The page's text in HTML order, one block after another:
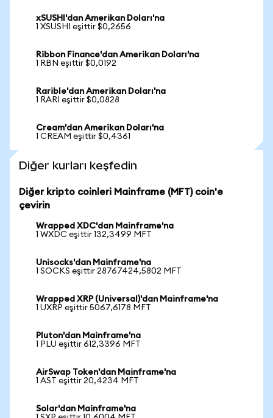
xSUSHI'dan Amerikan Doları'na
1 XSUSHI eşittir $0,2656
Ribbon Finance'dan Amerikan Doları'na
1 RBN eşittir $0,0192
Rarible'dan Amerikan Doları'na
1 RARI eşittir $0,0828
Cream'dan Amerikan Doları'na
1 CREAM eşittir $0,4361
Diğer kurları keşfedin
Diğer kripto coinleri Mainframe (MFT) coin'e
çevirin
Wrapped XDC'dan Mainframe'na
1 WXDC eşittir 132,3499 MFT
Unisocks'dan Mainframe'na
1 SOCKS eşittir 28767424,5802 MFT
Wrapped XRP (Universal)'dan Mainframe'na
1 UXRP eşittir 5067,6178 MFT
Pluton'dan Mainframe'na
1 PLU eşittir 612,3396 MFT
AirSwap Token'dan Mainframe'na
1 AST eşittir 20,4234 MFT
Solar'dan Mainframe'na